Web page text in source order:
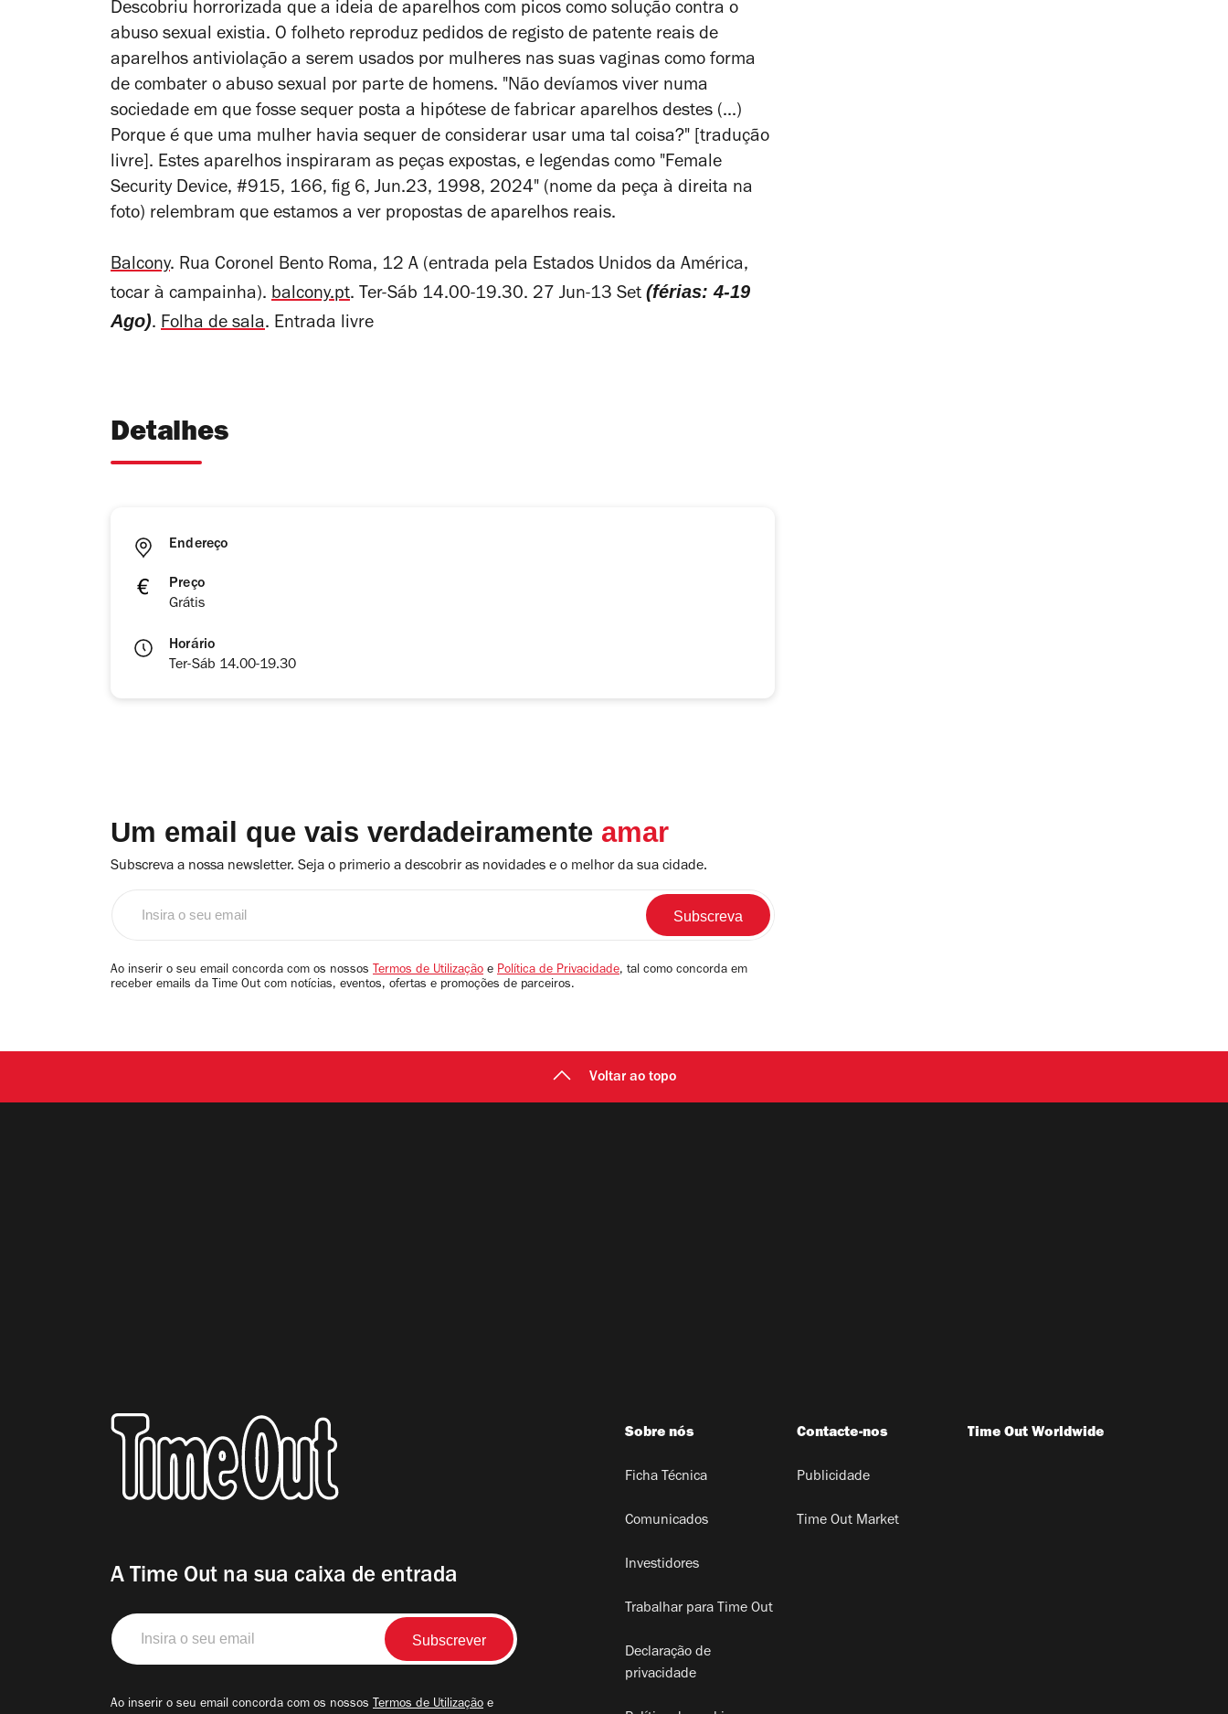
Descobriu horrorizada que a ideia de aparelhos com picos como solução contra o
abuso sexual existia. O folheto reproduz pedidos de registo de patente reais de
aparelhos antiviolação a serem usados por mulheres nas suas vaginas como forma
de combater o abuso sexual por parte de homens. "Não devíamos viver numa
sociedade em que fosse sequer posta a hipótese de fabricar aparelhos destes (...)
Porque é que uma mulher havia sequer de considerar usar uma tal coisa?" [tradução
livre]. Estes aparelhos inspiraram as peças expostas, e legendas como "Female
Security Device, #915, 166, fig 6, Jun.23, 1998, 2024" (nome da peça à direita na
foto) relembram que estamos a ver propostas de aparelhos reais.
Balcony. Rua Coronel Bento Roma, 12 A (entrada pela Estados Unidos da América,
tocar à campainha). balcony.pt. Ter-Sáb 14.00-19.30. 27 Jun-13 Set (férias: 4-19
Ago). Folha de sala. Entrada livre
Detalhes
Endereço
Preço
Grátis
Horário
Ter-Sáb 14.00-19.30
Um email que vais verdadeiramente amar
Subscreva a nossa newsletter. Seja o primerio a descobrir as novidades e o melhor da sua cidade.
email
Ao inserir o seu email concorda com os nossos Termos de Utilização e Política de Privacidade, tal como concorda em
receber emails da Time Out com notícias, eventos, ofertas e promoções de parceiros.
Voltar ao topo
A Time Out na sua caixa de entrada
Insira
o
seu
Ao inserir o seu email concorda com os nossos Termos de Utilização e
Sobre nós
Ficha Técnica
Comunicados
Investidores
Trabalhar para Time Out
Declaração de
privacidade
Contacte-nos
Publicidade
Time Out Market
Time Out Worldwide